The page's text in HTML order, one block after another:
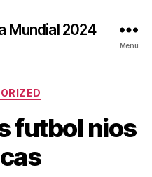
Mundial 2024
Menú
futbol nios